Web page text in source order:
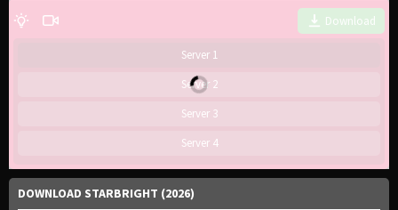
Download
Server 1
Server 2
Server 3
Server 4
DOWNLOAD STARBRIGHT (2026)